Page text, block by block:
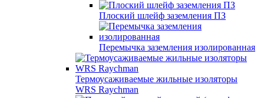
Плоский шлейф заземления ПЗ
Перемычка заземления изолированная
Термоусаживаемые жильные изоляторы
WRS Raychman